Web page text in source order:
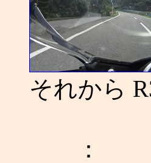
それから
：